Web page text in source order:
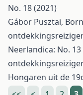
No. 18 (2021)
Gábor Pusztai,
Neerlandica: No.
Hongaren uit de